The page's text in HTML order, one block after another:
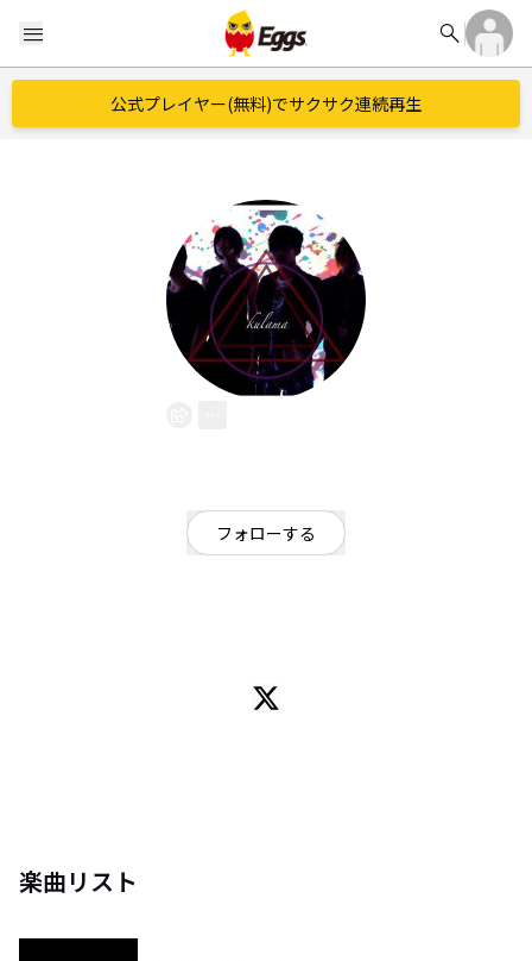
menu search
公式プレイヤー(無料)でサクサク連続再生
フォローする
詞と、時に切なく圧倒的なサウンド、ライブパフォーマンスが
楽曲リスト